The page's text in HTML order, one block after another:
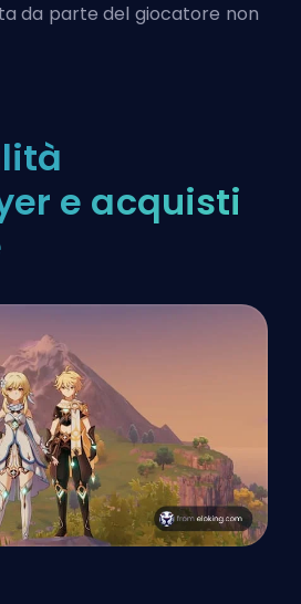
da parte del giocatore non
e acquisti